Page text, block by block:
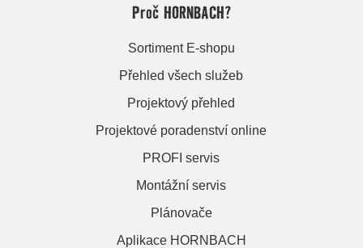
Proč HORNBACH?
Sortiment E-shopu
Přehled všech služeb
Projektový přehled
Projektové poradenství online
PROFI servis
Montážní servis
Plánovače
Aplikace HORNBACH